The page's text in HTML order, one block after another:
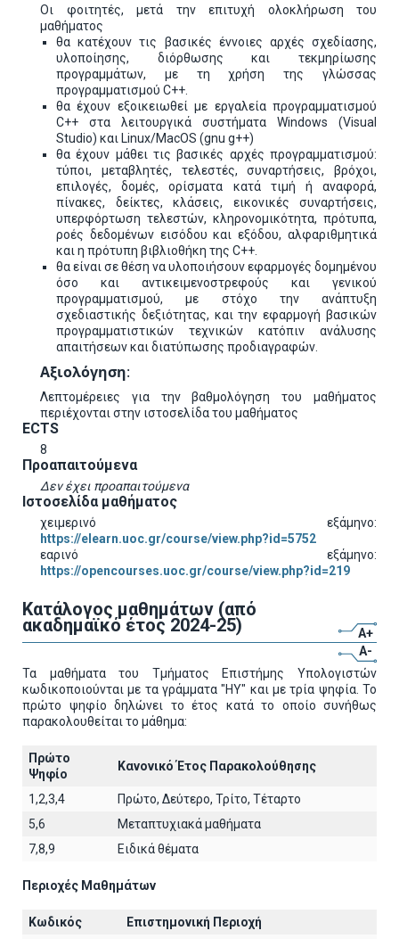
Οι φοιτητές, μετά την επιτυχή ολοκλήρωση του
μαθήματος
θα κατέχουν τις βασικές έννοιες αρχές σχεδίασης,
υλοποίησης, διόρθωσης και τεκμηρίωσης
προγραμμάτων, με τη χρήση της γλώσσας
προγραμματισμού C++.
θα έχουν εξοικειωθεί με εργαλεία προγραμματισμού
C++ στα λειτουργικά συστήματα Windows (Visual
Studio) και Linux/MacOS (gnu g++)
θα έχουν μάθει τις βασικές αρχές προγραμματισμού:
τύποι, μεταβλητές, τελεστές, συναρτήσεις, βρόχοι,
επιλογές, δομές, ορίσματα κατά τιμή ή αναφορά,
πίνακες, δείκτες, κλάσεις, εικονικές συναρτήσεις,
υπερφόρτωση τελεστών, κληρονομικότητα, πρότυπα,
ροές δεδομένων εισόδου και εξόδου, αλφαριθμητικά
και η πρότυπη βιβλιοθήκη της C++.
θα είναι σε θέση να υλοποιήσουν εφαρμογές δομημένου
όσο και αντικειμενοστρεφούς και γενικού
προγραμματισμού, με στόχο την ανάπτυξη
σχεδιαστικής δεξιότητας, και την εφαρμογή βασικών
προγραμματιστικών τεχνικών κατόπιν ανάλυσης
απαιτήσεων και διατύπωσης προδιαγραφών.
Αξιολόγηση:
Λεπτομέρειες για την βαθμολόγηση του μαθήματος
περιέχονται στην ιστοσελίδα του μαθήματος
ECTS
8
Προαπαιτούμενα
Δεν έχει προαπαιτούμενα
Ιστοσελίδα μαθήματος
χειμερινό εξάμηνο:
https://elearn.uoc.gr/course/view.php?id=5752
εαρινό εξάμηνο:
https://opencourses.uoc.gr/course/view.php?id=219
Κατάλογος μαθημάτων (από
ακαδημαϊκό έτος 2024-25)
A+
A-
Τα μαθήματα του Τμήματος Επιστήμης Υπολογιστών
κωδικοποιούνται με τα γράμματα "ΗΥ" και με τρία ψηφία. Το
πρώτο ψηφίο δηλώνει το έτος κατά το οποίο συνήθως
παρακολουθείται το μάθημα:
Πρώτο
Ψηφίο
Κανονικό Έτος Παρακολούθησης
1,2,3,4
Πρώτο, Δεύτερο, Τρίτο, Τέταρτο
5,6
Μεταπτυχιακά μαθήματα
7,8,9
Ειδικά θέματα
Περιοχές Μαθημάτων
Κωδικός Επιστημονική Περιοχή